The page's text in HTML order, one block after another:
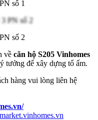
số 1
số 2
về căn hộ S205 Vinhomes
tưởng để xây dựng tổ ấm.
hàng vui lòng liên hệ